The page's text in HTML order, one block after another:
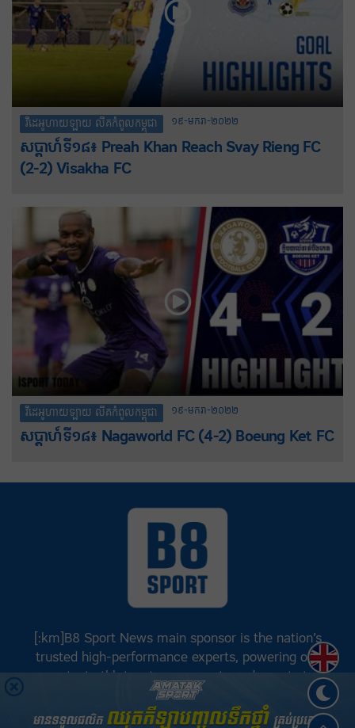
វីដេអូហាយឡាយ លីគកំពូលកម្ពុជា ១៩-មករា-២០២២
សប្តាហ៍ទី១៨៖ Preah Khan Reach Svay Rieng FC
(2-2) Visakha FC
វីដេអូហាយឡាយ លីគកំពូលកម្ពុជា ១៩-មករា-២០២២
សប្តាហ៍ទី១៨៖ Nagaworld FC (4-2) Boeung Ket FC
[:km]B8 Sport News main sponsor is the nation’s
trusted high-performance experts, powering our
greatest athletes, teams, sports and events to
achieve positive success.[:]